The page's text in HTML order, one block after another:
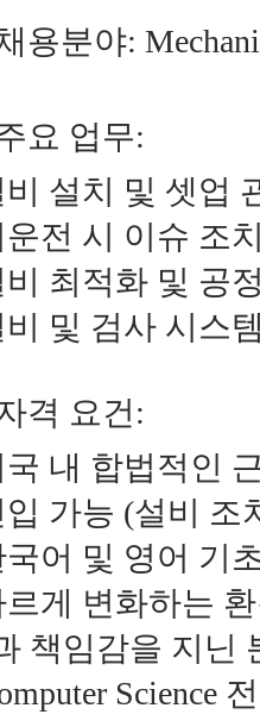
용분야:
요 업무:
비 설치 및 셋업
운전 시 이슈 조
비 최적화 및 공
비 및 검사 시스
격 요건:
국 내 합법적인
입 가능 (설비 조
국어 및 영어 기
르게 변화하는
책임감을 지닌
Science